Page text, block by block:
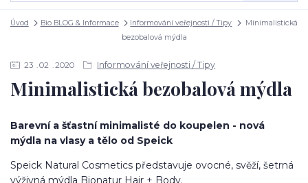
Úvod Bio BLOG & Informace Informování veřejnosti / Tipy
Minimalistická
bezobalová mýdla
23 02 2020 Informování veřejnosti / Tipy
Minimalistická bezobalová mýdla
Barevní a šťastní minimalisté do koupelen - nová
mýdla na vlasy a tělo od Speick
Speick Natural Cosmetics představuje ovocné, svěží, šetrná
výživná mýdla Bionatur Hair + Body.